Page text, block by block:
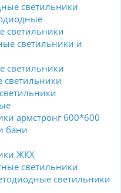
светильники
светильники
светильники и
светильники
армстронг 600*600
бани
ЖКХ
светильники
светильники